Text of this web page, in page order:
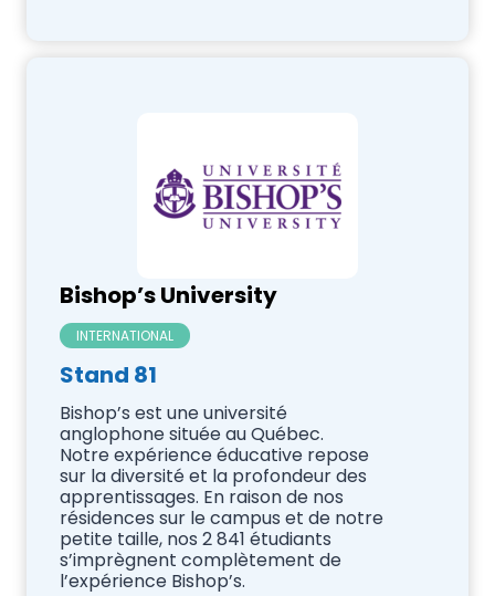
Bishop’s University
INTERNATIONAL
Stand 81
Bishop’s est une université
anglophone située au Québec.
Notre expérience éducative repose
sur la diversité et la profondeur des
apprentissages. En raison de nos
résidences sur le campus et de notre
petite taille, nos 2 841 étudiants
s’imprègnent complètement de
l’expérience Bishop’s.